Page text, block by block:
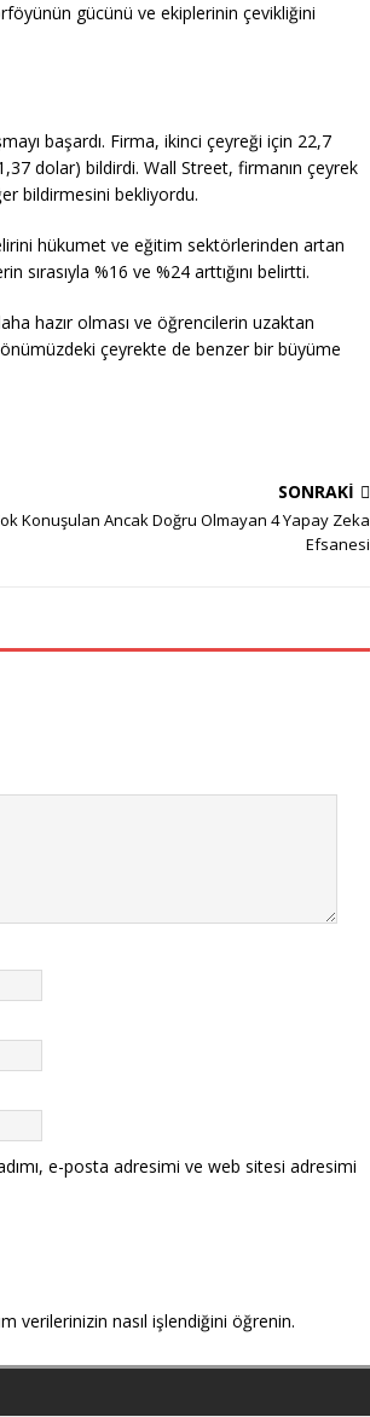
gücünü ve ekiplerinin çevikliğini
başardı. Firma, ikinci çeyreği için 22,7
dolar) bildirdi. Wall Street, firmanın çeyrek
bildirmesini bekliyordu.
hükumet ve eğitim sektörlerinden artan
sırasıyla %16 ve %24 arttığını belirtti.
hazır olması ve öğrencilerin uzaktan
çeyrekte de benzer bir büyüme
SONRAKI
Konuşulan Ancak Doğru Olmayan 4 Yapay Zeka
Efsanesi
e-posta adresimi ve web sitesi adresimi
verilerinizin nasıl işlendiğini öğrenin.